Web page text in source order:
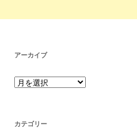
アーカイブ
カテゴリー